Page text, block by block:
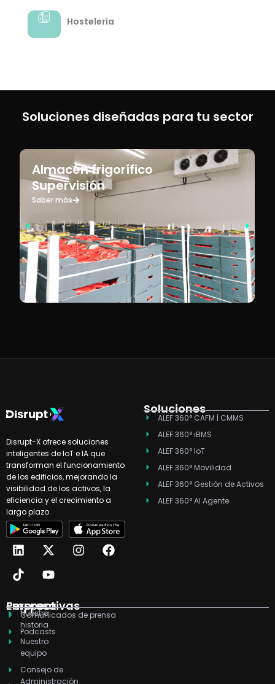
Hostelería
Soluciones diseñadas para tu sector
Almacén frigorífico
Supervisión
Saber más
Disrupt-X ofrece soluciones
inteligentes de IoT e IA que
transforman el funcionamiento
de los edificios, mejorando la
visibilidad de los activos, la
eficiencia y el crecimiento a
largo plazo.
L
i
n
k
d
n
X
-
t
w
t
t
e
r
I
n
g
r
F
a
o
o
T
i
k
t
k
Y
o
u
t
b
e
Soluciones
ALEF 360° CAFM | CMMS
ALEF 360° iBMS
ALEF 360° IoT
ALEF 360° Movilidad
ALEF 360° Gestión de Activos
ALEF 360° AI Agente
Empresa
Nuestra
historia
Nuestro
equipo
Consejo de
Administración
Perspectivas
Comunicados de prensa
Podcasts